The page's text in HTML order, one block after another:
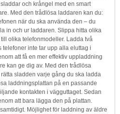
och krångel med en smart
Med den trådlösa laddaren kan du:
när du ska använda den – du
in och ur laddaren. Slippa hitta olika
olika telefonmodeller. Ladda två
inte tar upp alla eluttag i
att få en mer effektiv uppladdning
kan ge dig av. Med den trådlösa
sladden varje gång du ska ladda
laddningsplattan på en passande
kontakten i vägguttaget. Sedan
att bara lägga den på plattan.
Möjlighet för laddning av äldre